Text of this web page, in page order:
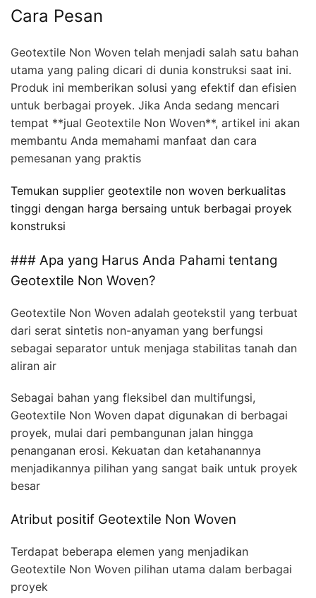
Cara Pesan
Geotextile Non Woven telah menjadi salah satu bahan
utama yang paling dicari di dunia konstruksi saat ini.
Produk ini memberikan solusi yang efektif dan efisien
untuk berbagai proyek. Jika Anda sedang mencari
tempat **jual Geotextile Non Woven**, artikel ini akan
membantu Anda memahami manfaat dan cara
pemesanan yang praktis
Temukan supplier geotextile non woven berkualitas
tinggi dengan harga bersaing untuk berbagai proyek
konstruksi
### Apa yang Harus Anda Pahami tentang
Geotextile Non Woven?
Geotextile Non Woven adalah geotekstil yang terbuat
dari serat sintetis non-anyaman yang berfungsi
sebagai separator untuk menjaga stabilitas tanah dan
aliran air
Sebagai bahan yang fleksibel dan multifungsi,
Geotextile Non Woven dapat digunakan di berbagai
proyek, mulai dari pembangunan jalan hingga
penanganan erosi. Kekuatan dan ketahanannya
menjadikannya pilihan yang sangat baik untuk proyek
besar
Atribut positif Geotextile Non Woven
Terdapat beberapa elemen yang menjadikan
Geotextile Non Woven pilihan utama dalam berbagai
proyek